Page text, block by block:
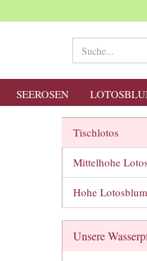
SEEROSEN
Tischlotos
Mittelhohe
Hohe
Unsere